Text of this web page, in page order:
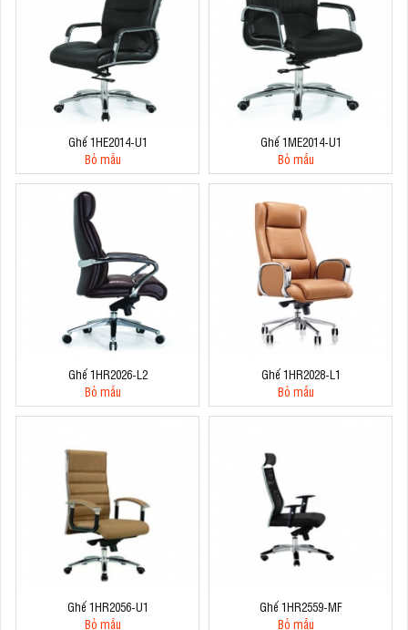
Ghế 1HE2014-U1
Bỏ mẫu
Ghế 1ME2014-U1
Bỏ mẫu
Ghế 1HR2026-L2
Bỏ mẫu
Ghế 1HR2028-L1
Bỏ mẫu
Ghế 1HR2056-U1
Bỏ mẫu
Ghế 1HR2559-MF
Bỏ mẫu